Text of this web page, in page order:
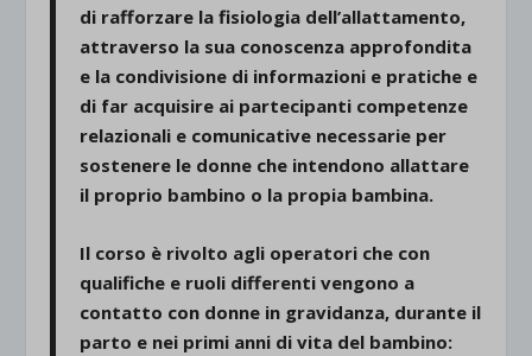
di rafforzare la fisiologia dell’allattamento,
attraverso la sua conoscenza approfondita
e la condivisione di informazioni e pratiche e
di far acquisire ai partecipanti competenze
relazionali e comunicative necessarie per
sostenere le donne che intendono allattare
il proprio bambino o la propia bambina.
Il corso è rivolto agli operatori che con
qualifiche e ruoli differenti vengono a
contatto con donne in gravidanza, durante il
parto e nei primi anni di vita del bambino: